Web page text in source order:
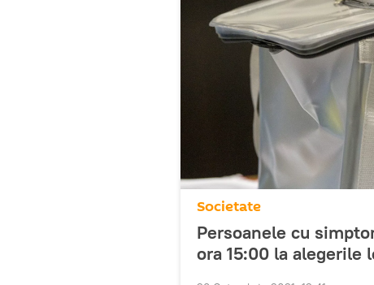
Societate
Persoanele cu
ora 15:00 la alegerile